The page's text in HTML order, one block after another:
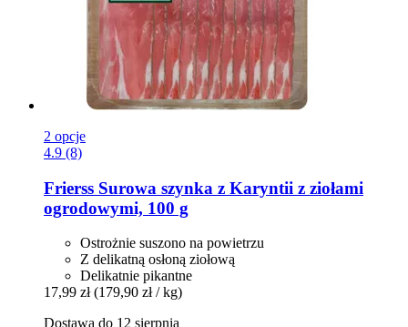
2 opcje
4.9 (8)
Frierss Surowa szynka z Karyntii z ziołami
ogrodowymi, 100 g
Ostrożnie suszono na powietrzu
Z delikatną osłoną ziołową
Delikatnie pikantne
17,99 zł (179,90 zł / kg)
Dostawa do 12 sierpnia